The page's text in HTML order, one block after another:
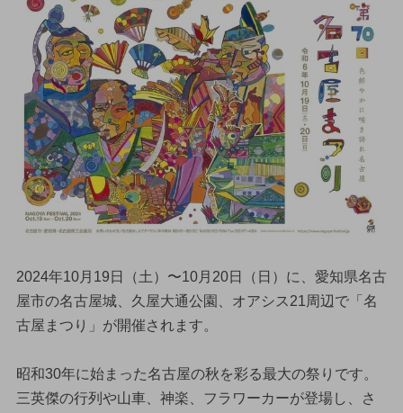
2024年10月19日（土）〜10月20日（日）に、愛知県名古
屋市の名古屋城、久屋大通公園、オアシス21周辺で「名
古屋まつり」が開催されます。
昭和30年に始まった名古屋の秋を彩る最大の祭りです。
三英傑の行列や山車、神楽、フラワーカーが登場し、さ